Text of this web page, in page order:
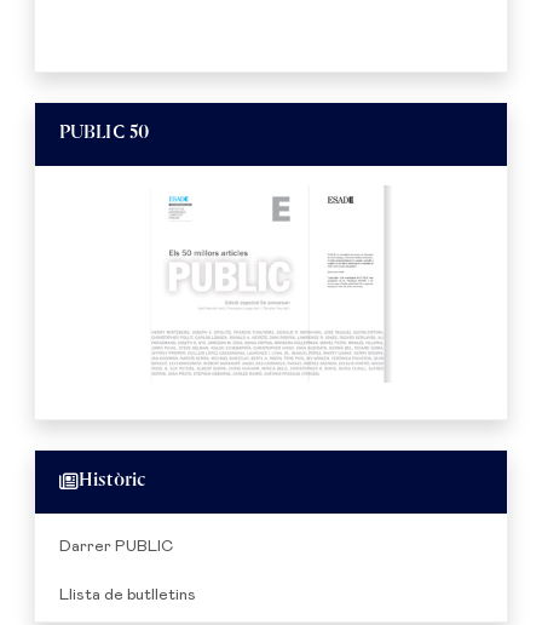
PUBLIC 50
Històric
Darrer PUBLIC
Llista de butlletins